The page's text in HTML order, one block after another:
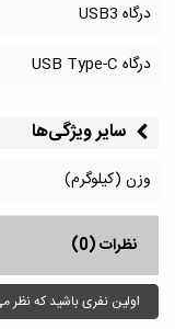
درگاه‌ USB3
درگاه‌ USB Type-C
سایر ویژگی‌ها
وزن (کیلوگرم)
نظرات (0)
اولین نفری باشید که نظر